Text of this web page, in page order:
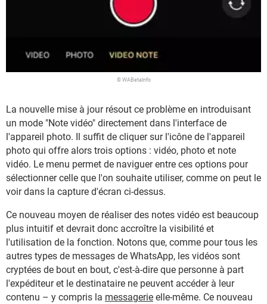
© WABetaInfo
La nouvelle mise à jour résout ce problème en introduisant
un mode "Note vidéo" directement dans l'interface de
l'appareil photo. Il suffit de cliquer sur l'icône de l'appareil
photo qui offre alors trois options : vidéo, photo et note
vidéo. Le menu permet de naviguer entre ces options pour
sélectionner celle que l'on souhaite utiliser, comme on peut le
voir dans la capture d'écran ci-dessus.
Ce nouveau moyen de réaliser des notes vidéo est beaucoup
plus intuitif et devrait donc accroître la visibilité et
l'utilisation de la fonction. Notons que, comme pour tous les
autres types de messages de WhatsApp, les vidéos sont
cryptées de bout en bout, c'est-à-dire que personne à part
l'expéditeur et le destinataire ne peuvent accéder à leur
contenu – y compris la messagerie elle-même. Ce nouveau